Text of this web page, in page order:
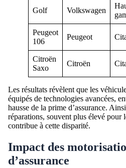
Golf Volkswagen
Peugeot
106
Peugeot
Citroën
Saxo
Citroën
Les résultats révèlent que les
équipés de technologies avancées,
hausse de la prime d’assurance.
réparations, souvent plus élevé pour
contribue à cette disparité.
Impact des
d’assurance